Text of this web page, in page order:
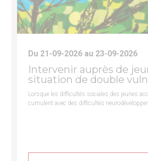
Du 21-09-2026 au 23-09-2026
Intervenir auprès de
situation de double
Lorsque les difficultés sociales des jeunes
cumulent avec des difficultés